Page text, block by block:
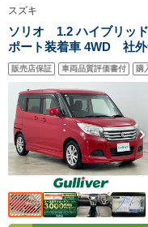
スズキ
ソリオ 1.2 ハイブリッ
ポート装着車 4WD 社
(CD/DVD/TV/BT)・純正
ETC・デュアルカメラブ
トロール・レーンキー
販売店保証 車両品質評価書付 購